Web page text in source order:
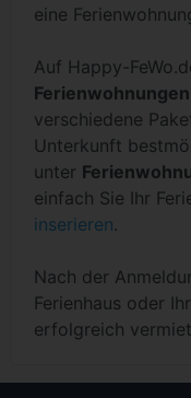
eine
Auf Happy-
Ferienwohnungen
verschiedene
Unterkunft
unter
einfach Sie Ihr
inserieren.
Nach der
Ferienhaus oder
erfolgreich